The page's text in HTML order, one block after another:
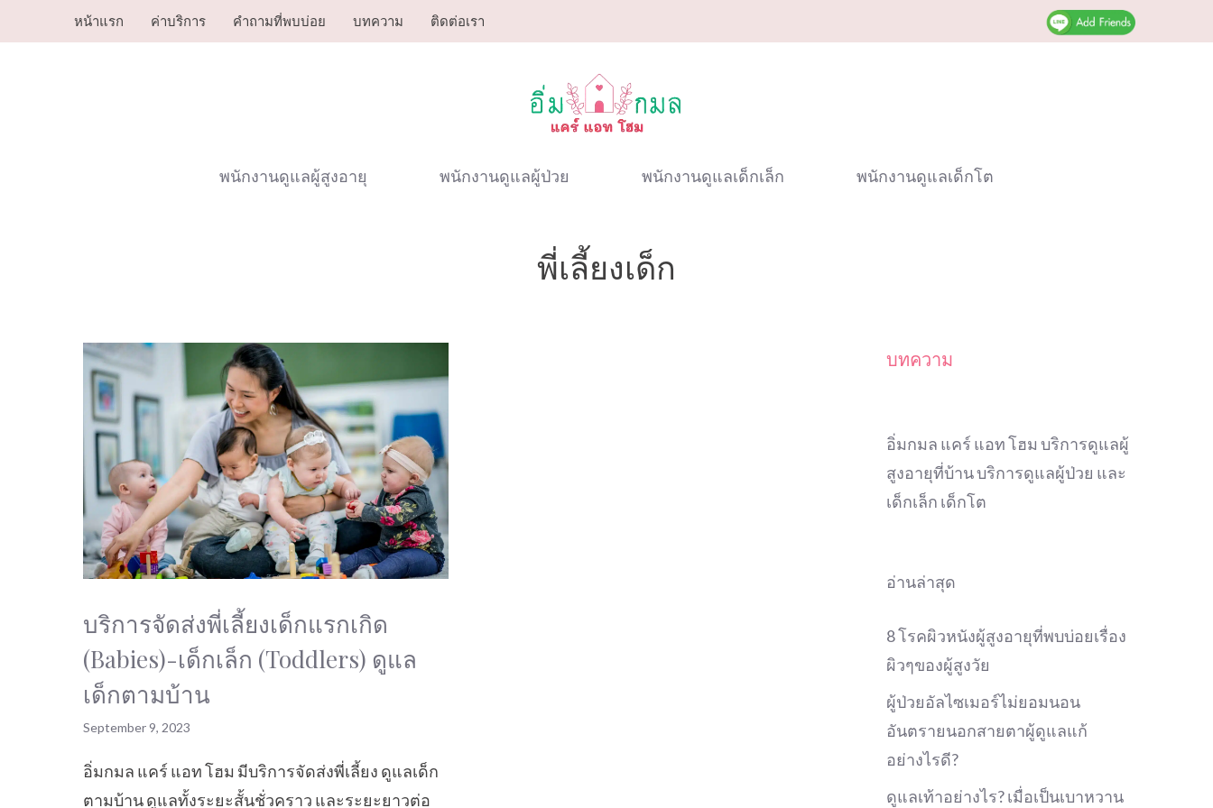
to
หน้าแรก ค่าบริการ คำถามที่พบบ่อย บทความ ติดต่อเรา
พนักงานดูแลผู้สูงอายุ พนักงานดูแลผู้ป่วย พนักงานดูแลเด็กเล็ก พนักงานดูแลเด็กโต
พี่เลี้ยงเด็ก
บริการจัดส่งพี่เลี้ยงเด็กแรกเกิด
(Babies)-เด็กเล็ก (Toddlers) ดูแล
เด็กตามบ้าน
September 9, 2023
อิ่มกมล แคร์ แอท โฮม มีบริการจัดส่งพี่เลี้ยง ดูแลเด็ก
ตามบ้าน ดูแลทั้งระยะสั้นชั่วคราว และระยะยาวต่อ
บทความ
อิ่มกมล แคร์ แอท โฮม บริการดูแลผู้
สูงอายุที่บ้าน บริการดูแลผู้ป่วย และ
เด็กเล็ก เด็กโต
อ่านล่าสุด
8 โรคผิวหนังผู้สูงอายุที่พบบ่อยเรื่อง
ผิวๆของผู้สูงวัย
ผู้ป่วยอัลไซเมอร์ไม่ยอมนอน
อันตรายนอกสายตาผู้ดูแลแก้
อย่างไรดี?
ดูแลเท้าอย่างไร? เมื่อเป็นเบาหวาน